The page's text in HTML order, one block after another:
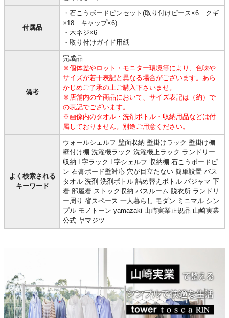
付属品
・石こうボードピンセット(取り付けピース×6 クギ
×18 キャップ×6)
・木ネジ×6
・取り付けガイド用紙
備考
完成品
※個体差やロット・モニター環境等により、色味や
サイズが若干表記と異なる場合がございます。あら
かじめご了承の上ご購入下さいませ。
※店舗内の全商品において、サイズ表記は（約）で
の表記でございます。
※画像内のタオル・洗剤ボトル・収納用品などは付
属しておりません。別途ご用意ください。
よく検索される
キーワード
ウォールシェルフ 壁面収納 壁掛けラック 壁掛け棚
壁付け棚 洗濯機ラック 洗濯機上ラック ランドリー
収納 L字ラック L字シェルフ 収納棚 石こうボードピ
ン 石膏ボード壁対応 穴が目立たない 簡単設置 バス
タオル 洗剤 洗剤ボトル 詰め替えボトル パジャマ 下
着 部屋着 ストック収納 バスルーム 脱衣所 ランドリ
ー周り 省スペース 一人暮らし モダン ミニマル シン
プル モノトーン yamazaki 山崎実業正規品 山崎実業
公式 ヤマジツ